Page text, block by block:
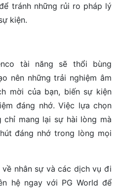
tránh những rủi ro pháp lý
kiện.
tài năng sẽ thổi bùng
nên những trải nghiệm âm
mời của bạn, biến sự kiện
đáng nhớ. Việc lựa chọn
chỉ mang lại sự hài lòng mà
đáng nhớ trong lòng mọi
nhân sự và các dịch vụ đi
hệ ngay với PG World để